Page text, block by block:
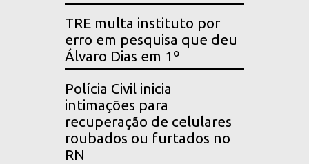
TRE multa instituto por
erro em pesquisa que deu
Álvaro Dias em 1º
Polícia Civil inicia
intimações para
recuperação de celulares
roubados ou furtados no
RN